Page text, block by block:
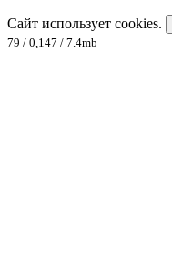
Сайт использует cookies.
79 / 0,147 / 7.4mb